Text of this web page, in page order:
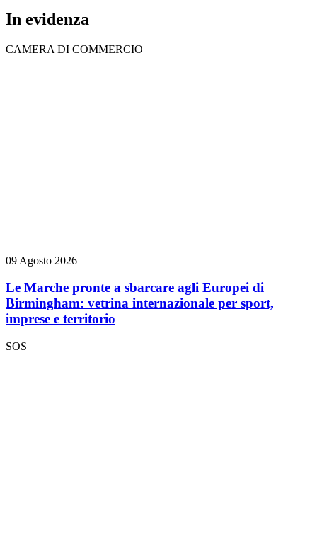
In evidenza
CAMERA DI COMMERCIO
09 Agosto 2026
Le Marche pronte a sbarcare agli Europei di
Birmingham: vetrina internazionale per sport,
imprese e territorio
SOS